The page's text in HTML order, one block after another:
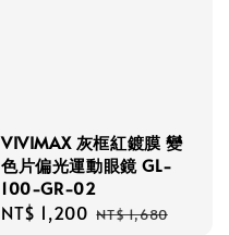
VIVIMAX 灰框紅鍍膜 變
色片偏光運動眼鏡 GL-
100-GR-02
Sale
NT$ 1,200 Regular
NT$ 1,680